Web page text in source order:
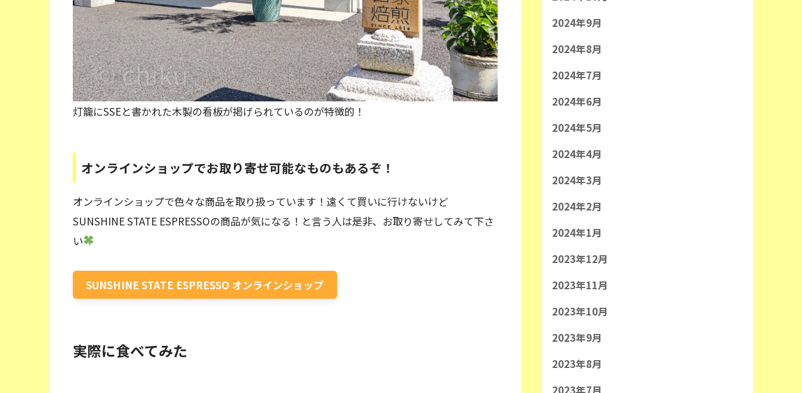
灯籠にSSEと書かれた木製の看板が掲げられているのが特徴的！
オンラインショップでお取り寄せ可能なものもあるぞ！
オンラインショップで色々な商品を取り扱っています！遠くて買いに行けないけど
SUNSHINE STATE ESPRESSOの商品が気になる！と言う人は是非、お取り寄せしてみて下さ
い
SUNSHINE STATE ESPRESSO オンラインショップ
実際に食べてみた
2024年9月
2024年8月
2024年7月
2024年6月
2024年5月
2024年4月
2024年3月
2024年2月
2024年1月
2023年12月
2023年11月
2023年10月
2023年9月
2023年8月
2023年7月